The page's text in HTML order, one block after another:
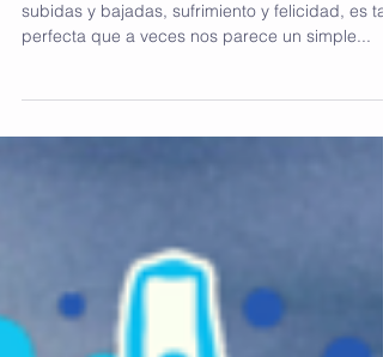
Esta hermosa vida llena de idas y venidas,
subidas y bajadas, sufrimiento y felicidad, es